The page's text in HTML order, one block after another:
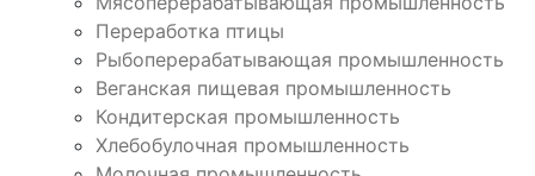
Переработка птицы
Рыбоперерабатывающая промышленность
Веганская пищевая промышленность
Кондитерская промышленность
Хлебобулочная промышленность